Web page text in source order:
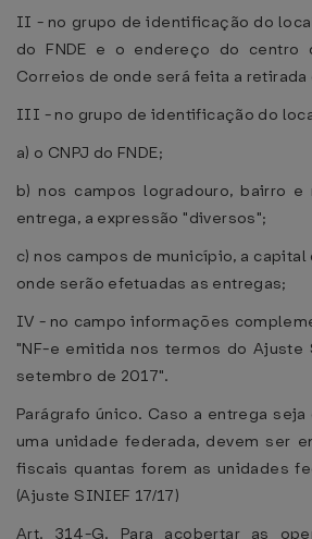
II - no grupo de identificação do
do FNDE e o endereço do centro
Correios de onde será feita a
III - no grupo de identificação do
a) o CNPJ do FNDE;
b) nos campos logradouro, bairro
entrega, a expressão "diversos";
c) nos campos de município, a
onde serão efetuadas as entregas;
IV - no campo informações
"NF-e emitida nos termos do Ajuste
setembro de 2017".
Parágrafo único. Caso a entrega
uma unidade federada, devem ser
fiscais quantas forem as unidades
(Ajuste SINIEF 17/17)
Art. 314-G. Para acobertar as